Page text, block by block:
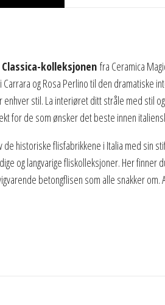
Classica-kolleksjonenfra Ceramica
og Rosa Perlino til den dramatiske
enhver stil. La interiøret ditt stråle med stil
for de som ønsker det beste innen
de historiske flisfabrikkene i Italia med sin
og langvarige fliskolleksjoner. Her finner
betongflisen som alle snakker